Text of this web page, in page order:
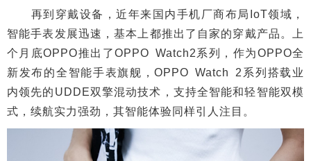
再到穿戴设备，近年来国内手机厂商布局IoT领域，
智能手表发展迅速，基本上都推出了自家的穿戴产品。上
个月底OPPO推出了OPPO Watch2系列，作为OPPO全
新发布的全智能手表旗舰，OPPO Watch 2系列搭载业
内领先的UDDE双擎混动技术，支持全智能和轻智能双模
式，续航实力强劲，其智能体验同样引人注目。